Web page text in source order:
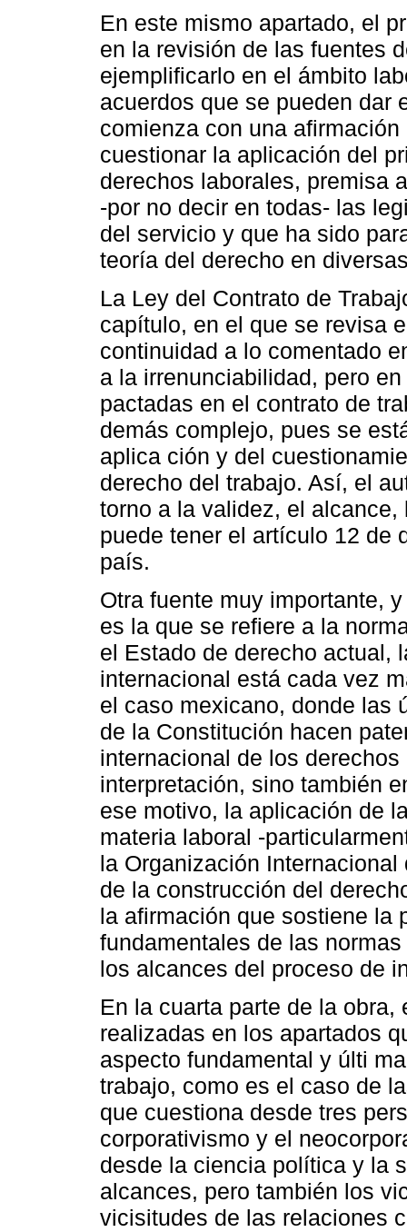
En este mismo apartado, el
en la revisión de las fuentes
ejemplificarlo en el ámbito
acuerdos que se pueden dar
comienza con una
cuestionar la aplicación del
derechos laborales, premisa
-por no decir en todas- las
del servicio y que ha sido
teoría del derecho en
La Ley del Contrato de
capítulo, en el que se revisa
continuidad a lo comentado
a la irrenunciabilidad, pero
pactadas en el contrato de
demás complejo, pues se
aplica ción y del
derecho del trabajo. Así, el
torno a la validez, el
puede tener el artículo 12 de
país.
Otra fuente muy importante,
es la que se refiere a la
el Estado de derecho actual,
internacional está cada vez
el caso mexicano, donde las
de la Constitución hacen
internacional de los
interpretación, sino también
ese motivo, la aplicación de
materia laboral -
la Organización
de la construcción del
la afirmación que sostiene la
fundamentales de las
los alcances del proceso de
En la cuarta parte de la
realizadas en los apartados
aspecto fundamental y últi
trabajo, como es el caso de
que cuestiona desde tres
corporativismo y el
desde la ciencia política y la
alcances, pero también los
vicisitudes de las relaciones